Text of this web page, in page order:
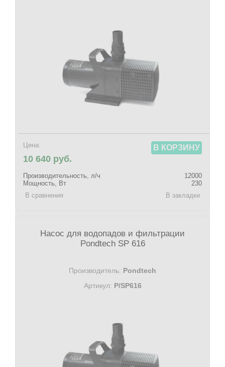
Цена:
10 640 руб.
В КОРЗИНУ
Производительность, л/ч
12000
Мощность, Вт
230
В сравнения
В закладки
Насос для водопадов и фильтрации
Pondtech SP 616
Производитель: Pondtech
Артикул: P/SP616